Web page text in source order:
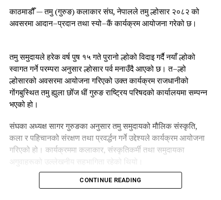
काठमाडौँ — तमु (गुरुङ) कलाकार संघ, नेपालले तमु ल्होसार २०८२ को
अवसरमा आदान–प्रदान तथा स्यो–कैं कार्यक्रम आयोजना गरेको छ।
तमु समुदायले हरेक वर्ष पुष १५ गते पुरानो ल्होको विदाइ गर्दै नयाँ ल्होको
स्वागत गर्ने परम्परा अनुसार ल्होसार पर्व मनाउँदै आएको छ। त–ल्हो
ल्होसारको अवसरमा आयोजना गरिएको उक्त कार्यक्रम राजधानीको
गोंगबुस्थित तमु ह्युला छोँज धीं गुरुङ राष्ट्रिय परिषदको कार्यालयमा सम्पन्न
भएको हो।
संघका अध्यक्ष सागर गुरुङका अनुसार तमु समुदायको मौलिक संस्कृति,
कला र पहिचानको संरक्षण तथा प्रवर्द्धन गर्ने उद्देश्यले कार्यक्रम आयोजना
गरिएको हो। कार्यक्रममा कलाकार, संस्कृतिकर्मी तथा समुदायका
अगुवाहरूको उल्लेखनीय सहभागिता रहेको थियो।
CONTINUE READING